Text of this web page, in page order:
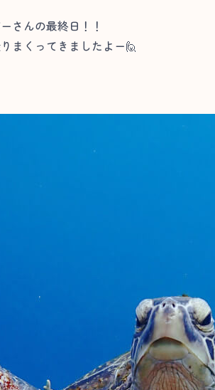
さんの最終日！！
まくってきましたよー🙋